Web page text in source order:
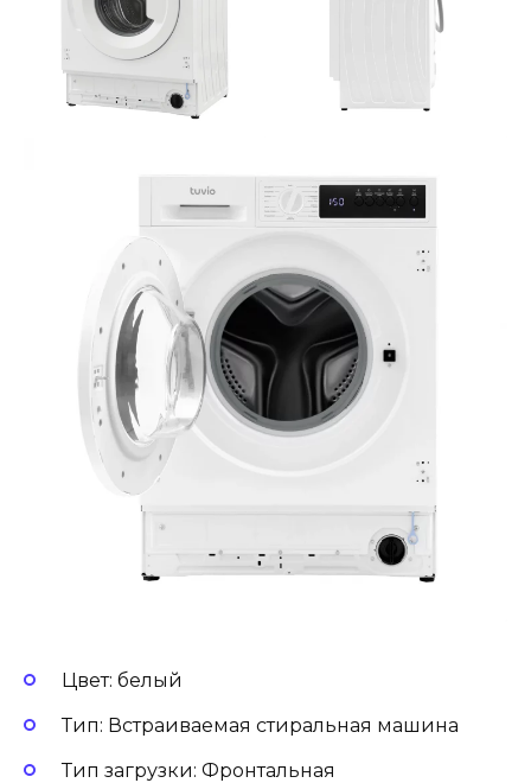
Цвет: белый
Тип: Встраиваемая стиральная машина
Тип загрузки: Фронтальная